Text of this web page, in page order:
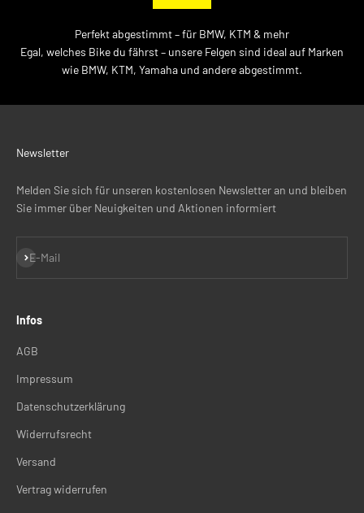
Perfekt abgestimmt – für BMW, KTM & mehr
Egal, welches Bike du fährst – unsere Felgen sind ideal auf Marken
wie BMW, KTM, Yamaha und andere abgestimmt.
Newsletter
Melden Sie sich für unseren kostenlosen Newsletter an und bleiben
Sie immer über Neuigkeiten und Aktionen informiert
E-Mail
Abonnieren
Infos
AGB
Impressum
Datenschutzerklärung
Widerrufsrecht
Versand
Vertrag widerrufen